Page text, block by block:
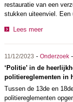
restauratie van een
stukken uiteenviel. Een
Lees meer
11/12/2023 - Onderzoek-
‘Politie’ in de
politiereglementen in
Tussen de 13de en
politiereglementen